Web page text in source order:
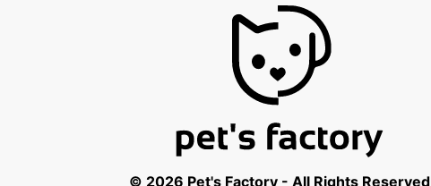
© 2026 Pet's Factory - All Rights Reserved